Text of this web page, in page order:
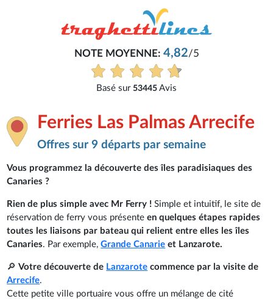
Philippe
Très bon service, tout s'est bien
Voir tous les avis
Ferries Las Palmas Arrecife
Offres sur 9 départs par semaine
Vous programmez la découverte des îles paradisiaques des
Canaries ?
Rien de plus simple avec Mr Ferry ! Simple et intuitif, le site de
réservation de ferry vous présenteen quelques étapes rapides
toutes les liaisons par bateau qui relient entre elles les îles
Canaries. Par exemple,Grande Canarie et Lanzarote.
🔎Votre découverte de Lanzarote commence par la visite de
Arrecife.
Cette petite ville portuaire vous offre un mélange de cité